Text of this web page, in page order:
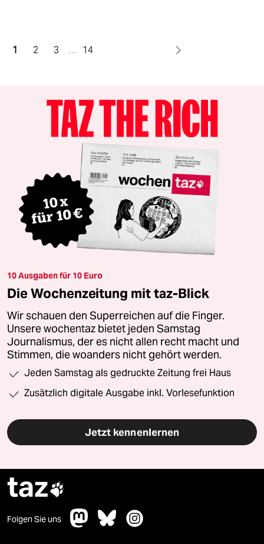
1 2 3 … 14
10 Ausgaben für 10 Euro
Die Wochenzeitung mit taz-Blick
Wir schauen den Superreichen auf die Finger.
Unsere wochentaz bietet jeden Samstag
Journalismus, der es nicht allen recht macht und
Stimmen, die woanders nicht gehört werden.
Jeden Samstag als gedruckte Zeitung frei Haus
Zusätzlich digitale Ausgabe inkl. Vorlesefunktion
Jetzt kennenlernen
taz
Folgen Sie uns